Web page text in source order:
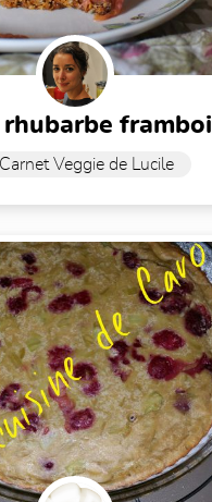
rhubarbe
Veggie de Lucile